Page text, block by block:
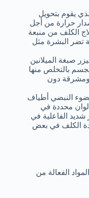
يقوم بتحويل
حرارة من أجل
الكلف من منبعة
تضر البشرة مثل
صبغة الميلانين
بالتخلص منها
ومشرقة دون
النبضي أطياف
محددة في
شديد الفاعلية في
الكلف في بعض
الفعالة من